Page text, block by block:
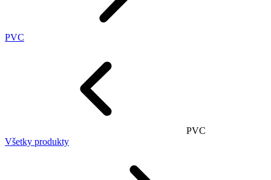
PVC
PVC
Všetky produkty